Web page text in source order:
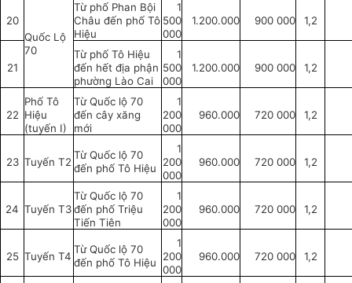
20
Quốc Lộ
70
Từ phố Phan Bội
Châu đến phố Tô
Hiệu
1
500
000
1.200.000 900 000 1,2
21
Từ phố Tô Hiệu
đến hết địa phận
phường Lào Cai
1
500
000
1.200.000 900 000 1,2
22
Phố Tô
Hiệu
(tuyến I)
Từ Quốc lộ 70
đến cây xăng
mới
1
200
000
960.000 720 000 1,2
23 Tuyến T2
Từ Quốc lộ 70
đến phố Tô Hiệu
1
200
000
960.000 720 000 1,2
24 Tuyến T3
Từ Quốc lộ 70
đến phố Triệu
Tiến Tiên
1
200
000
960.000 720 000 1,2
25 Tuyến T4
Từ Quốc lộ 70
đến phố Tô Hiệu
1
200
000
960.000 720 000 1,2